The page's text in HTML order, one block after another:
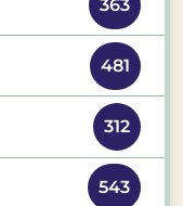
363
481
312
543